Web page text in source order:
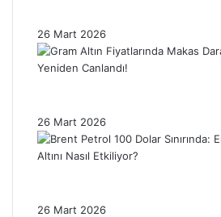
26 Mart 2026
26 Mart 2026
26 Mart 2026